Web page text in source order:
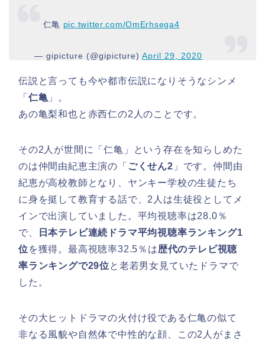
仁亀 pic.twitter.com/OmErhsega4
— gipicture (@gipicture)April 29, 2020
伝説と言っても今や都市伝説になりそうなシンメ
「 仁亀 」。
あの亀梨和也と赤西仁の2人のことです。
その2人が世間に「仁亀」という存在を知らしめた
のは仲間由紀恵主演の「 ごくせん2 」です。仲間由
紀恵が高校教師となり、ヤンキー学校の生徒たち
に身を挺して教育する話で、2人は生徒役としてメ
インで出演していました。平均視聴率は28.0％
で、
日本テレビ連続ドラマ平均視聴率ランキング1
位を獲得。最高視聴率32.5％は歴代のテレビ視聴
率ランキングで29位と老若男女見ていたドラマで
した。
その大ヒットドラマの火付け役である仁亀の似て
非なる風貌や自然体で中性的な顔、この2人がまさ